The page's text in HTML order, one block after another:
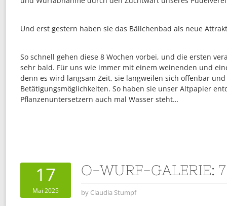
Und erst gestern haben sie das Bällchenbad als neue
So schnell gehen diese 8 Wochen vorbei, und die ersten
sehr bald. Für uns wie immer mit einem weinenden und
denn es wird langsam Zeit, sie langweilen sich offenbar
Betätigungsmöglichkeiten. So haben sie unser Altpapier
Pflanzenuntersetzern auch mal Wasser steht…
17
Mai 2025
O-WURF-GALERIE:
by Claudia Stumpf